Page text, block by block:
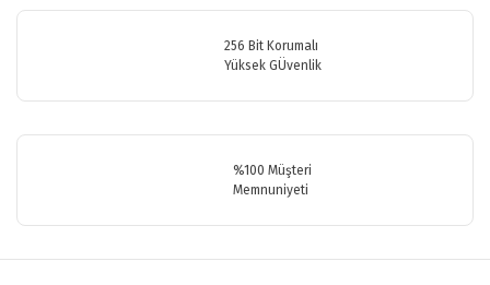
256 Bit Korumalı
Yüksek GÜvenlik
%100 Müşteri
Memnuniyeti